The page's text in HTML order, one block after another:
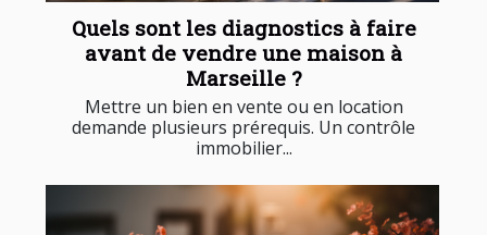
Quels sont les diagnostics à faire
avant de vendre une maison à
Marseille ?
Mettre un bien en vente ou en location
demande plusieurs prérequis. Un contrôle
immobilier...